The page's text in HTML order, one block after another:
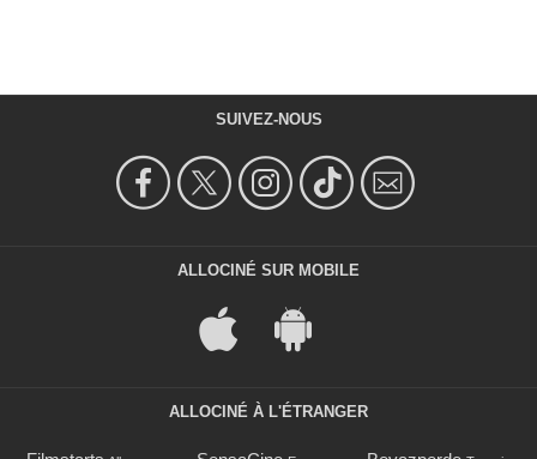
SUIVEZ-NOUS
ALLOCINÉ SUR MOBILE
ALLOCINÉ À L'ÉTRANGER